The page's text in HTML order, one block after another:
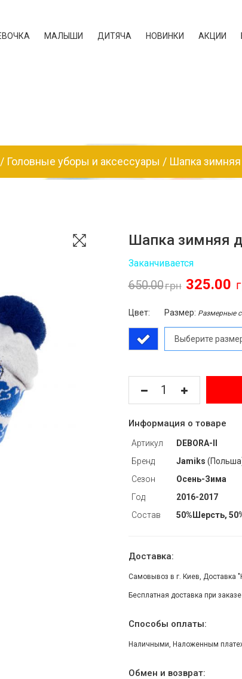
МАЛЫШИ ДИТЯЧА НОВИНКИ АКЦИИ
Головные уборы и аксессуары Шапка
Шапка зимняя
Заканчивается
650.00 325.00
Цвет: Размер: Размерные
Информация о товаре
Артикул
DEBORA-II
Бренд
Jamiks
Сезон
Осень-Зима
Год
2016-2017
Состав
50%Шерсть,
Доставка:
Самовывоз в г. Киев, Доставка
Бесплатная доставка при
Способы оплаты:
Наличными, Наложенным
Обмен и возврат: